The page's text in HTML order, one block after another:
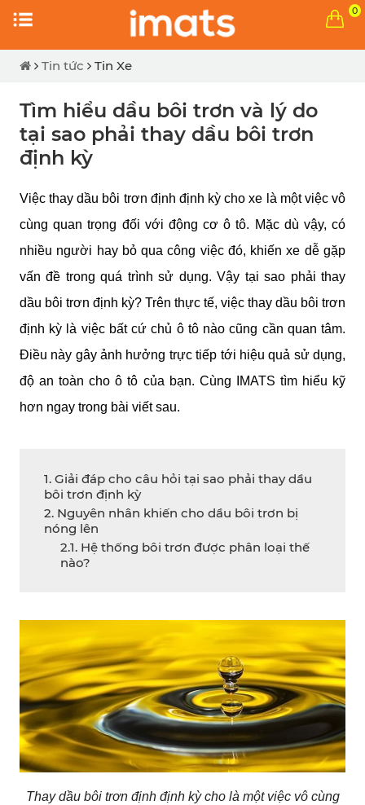
0
Tin tức Tin Xe
Tìm hiểu dầu bôi trơn và lý do
tại sao phải thay dầu bôi trơn
định kỳ
Việc thay dầu bôi trơn định định kỳ cho xe là một việc vô
cùng quan trọng đối với động cơ ô tô. Mặc dù vậy, có
nhiều người hay bỏ qua công việc đó, khiến xe dễ gặp
vấn đề trong quá trình sử dụng. Vậy tại sao phải thay
dầu bôi trơn định kỳ? Trên thực tế, việc thay dầu bôi trơn
định kỳ là việc bất cứ chủ ô tô nào cũng cần quan tâm.
Điều này gây ảnh hưởng trực tiếp tới hiệu quả sử dụng,
độ an toàn cho ô tô của bạn. Cùng IMATS tìm hiểu kỹ
hơn ngay trong bài viết sau.
1. Giải đáp cho câu hỏi tại sao phải thay dầu
bôi trơn định kỳ
2. Nguyên nhân khiến cho dầu bôi trơn bị
nóng lên
2.1. Hệ thống bôi trơn được phân loại thế
nào?
Thay dầu bôi trơn định định kỳ cho là một việc vô cùng